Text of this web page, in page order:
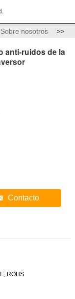
Sobre nosotros >>
anti-ruidos de la
Contacto
ROHS